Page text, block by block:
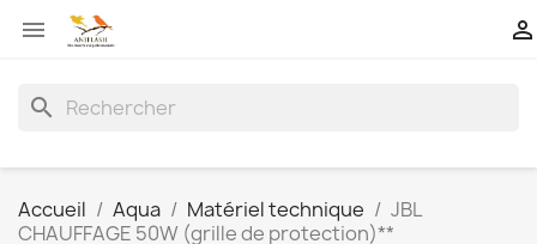
 
search
Accueil Aqua Matériel technique
JBL
CHAUFFAGE 50W (grille de protection)**